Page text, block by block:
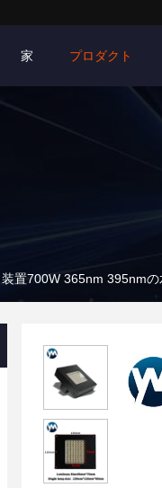
家 プロダクト
装置700W 365nm 395nm